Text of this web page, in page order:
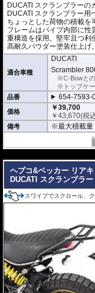
DUCATI スクランブラーの
DUCATI スクランブラー用
ちょっとした荷物の積載を
フレームはパイプ内部に性
重構造を採用。堅牢且つ利
高耐久パウダー塗装仕上げ。
適合車種
DUCATI
Scrambler
※C-Bowと
※トップケ
品番
654-7593-
価格
￥39,700
￥43,670(税
備考 ※最大積載量
ヘプコ&ベッカー リア
DUCATI スクランブラ
スワイプでスクロール、